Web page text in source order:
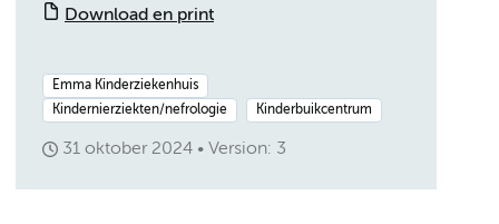
Download en print
Emma Kinderziekenhuis
Kindernierziekten/nefrologie
Kinderbuikcentrum
31 oktober 2024 Version: 3